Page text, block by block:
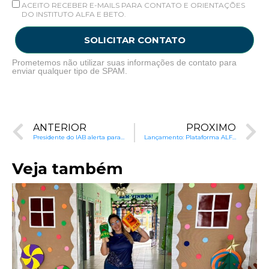
ACEITO RECEBER E-MAILS PARA CONTATO E ORIENTAÇÕES
DO INSTITUTO ALFA E BETO.
SOLICITAR CONTATO
Prometemos não utilizar suas informações de contato para
enviar qualquer tipo de SPAM.
ANTERIOR PRÓXIMO
Veja também